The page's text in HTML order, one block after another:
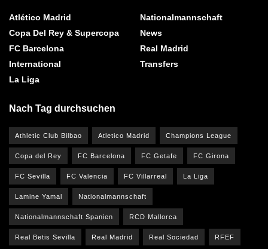
Atlético Madrid
Copa Del Rey & Supercopa
FC Barcelona
International
La Liga
Nationalmannschaft
News
Real Madrid
Transfers
Nach Tag durchsuchen
Athletic Club Bilbao Atletico Madrid Champions League
Copa del Rey FC Barcelona FC Getafe FC Girona
FC Sevilla FC Valencia FC Villarreal La Liga
Lamine Yamal Nationalmannschaft
Nationalmannschaft Spanien RCD Mallorca
Real Betis Sevilla Real Madrid Real Sociedad RFEF